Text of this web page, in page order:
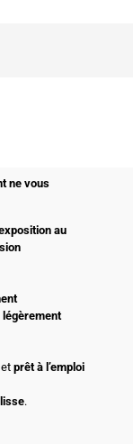
ne vous
au
prêt à l’emploi
lisse.